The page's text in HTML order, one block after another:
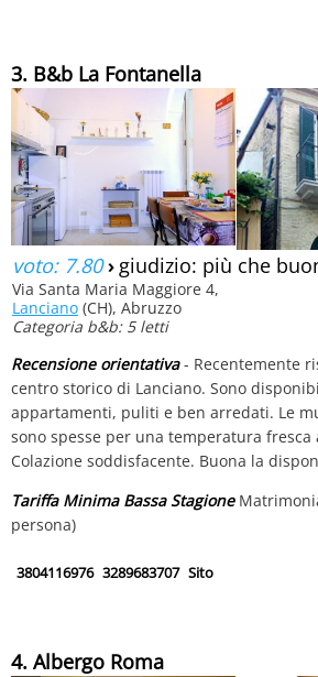
3. B&b La Fontanella
voto: 7.80› giudizio: più che
Via Santa Maria Maggiore 4,
Lanciano (CH), Abruzzo
Categoria b&b: 5 letti
Recensione orientativa- Recentemente
centro storico di Lanciano. Sono
appartamenti, puliti e ben arredati. Le
sono spesse per una temperatura fresca
Colazione soddisfacente. Buona la
Tariffa Minima Bassa Stagione
persona)
3804116976 3289683707 Sito
4. Albergo Roma